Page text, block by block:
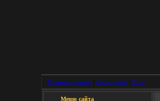
Главная страница Регистрация Вход
Меню сайта